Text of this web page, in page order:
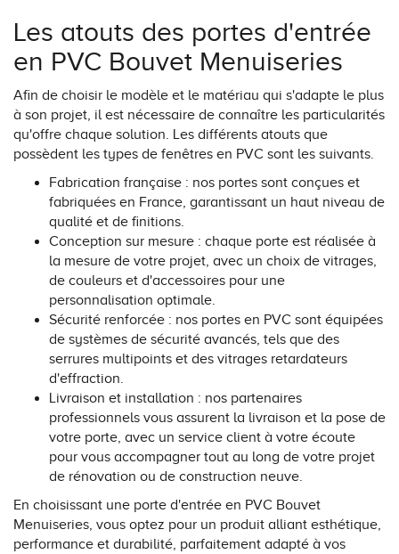
Les atouts des portes d'entrée
en PVC Bouvet Menuiseries
Afin de choisir le modèle et le matériau qui s'adapte le plus
à son projet, il est nécessaire de connaître les particularités
qu'offre chaque solution. Les différents atouts que
possèdent les types de fenêtres en PVC sont les suivants.
Fabrication française : nos portes sont conçues et
fabriquées en France, garantissant un haut niveau de
qualité et de finitions.
Conception sur mesure : chaque porte est réalisée à
la mesure de votre projet, avec un choix de vitrages,
de couleurs et d'accessoires pour une
personnalisation optimale.
Sécurité renforcée : nos portes en PVC sont équipées
de systèmes de sécurité avancés, tels que des
serrures multipoints et des vitrages retardateurs
d'effraction.
Livraison et installation : nos partenaires
professionnels vous assurent la livraison et la pose de
votre porte, avec un service client à votre écoute
pour vous accompagner tout au long de votre projet
de rénovation ou de construction neuve.
En choisissant une porte d'entrée en PVC Bouvet
Menuiseries, vous optez pour un produit alliant esthétique,
performance et durabilité, parfaitement adapté à vos